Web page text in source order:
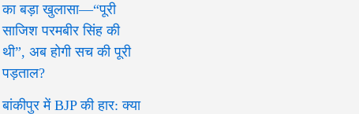
का बड़ा खुलासा—“पूरी
साजिश परमबीर सिंह की
थी”, अब होगी सच की पूरी
पड़ताल?
बांकीपुर में BJP की हार: क्या